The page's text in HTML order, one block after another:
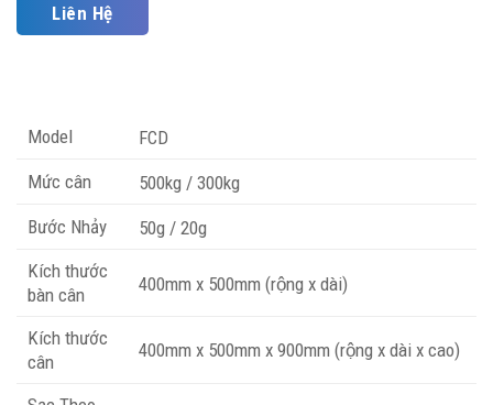
Liên Hệ
Model
FCD
Mức cân
500kg / 300kg
Bước Nhảy
50g / 20g
Kích thước
bàn cân
400mm x 500mm (rộng x dài)
Kích thước
cân
400mm x 500mm x 900mm (rộng x dài x cao)